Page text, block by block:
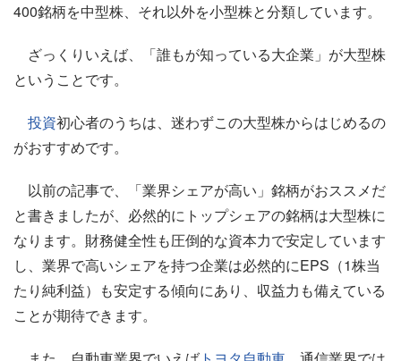
400銘柄を中型株、それ以外を小型株と分類しています。
ざっくりいえば、「誰もが知っている大企業」が大型株
ということです。
投資初心者のうちは、迷わずこの大型株からはじめるの
がおすすめです。
以前の記事で、「業界シェアが高い」銘柄がおススメだ
と書きましたが、必然的にトップシェアの銘柄は大型株に
なります。財務健全性も圧倒的な資本力で安定しています
し、業界で高いシェアを持つ企業は必然的にEPS（1株当
たり純利益）も安定する傾向にあり、収益力も備えている
ことが期待できます。